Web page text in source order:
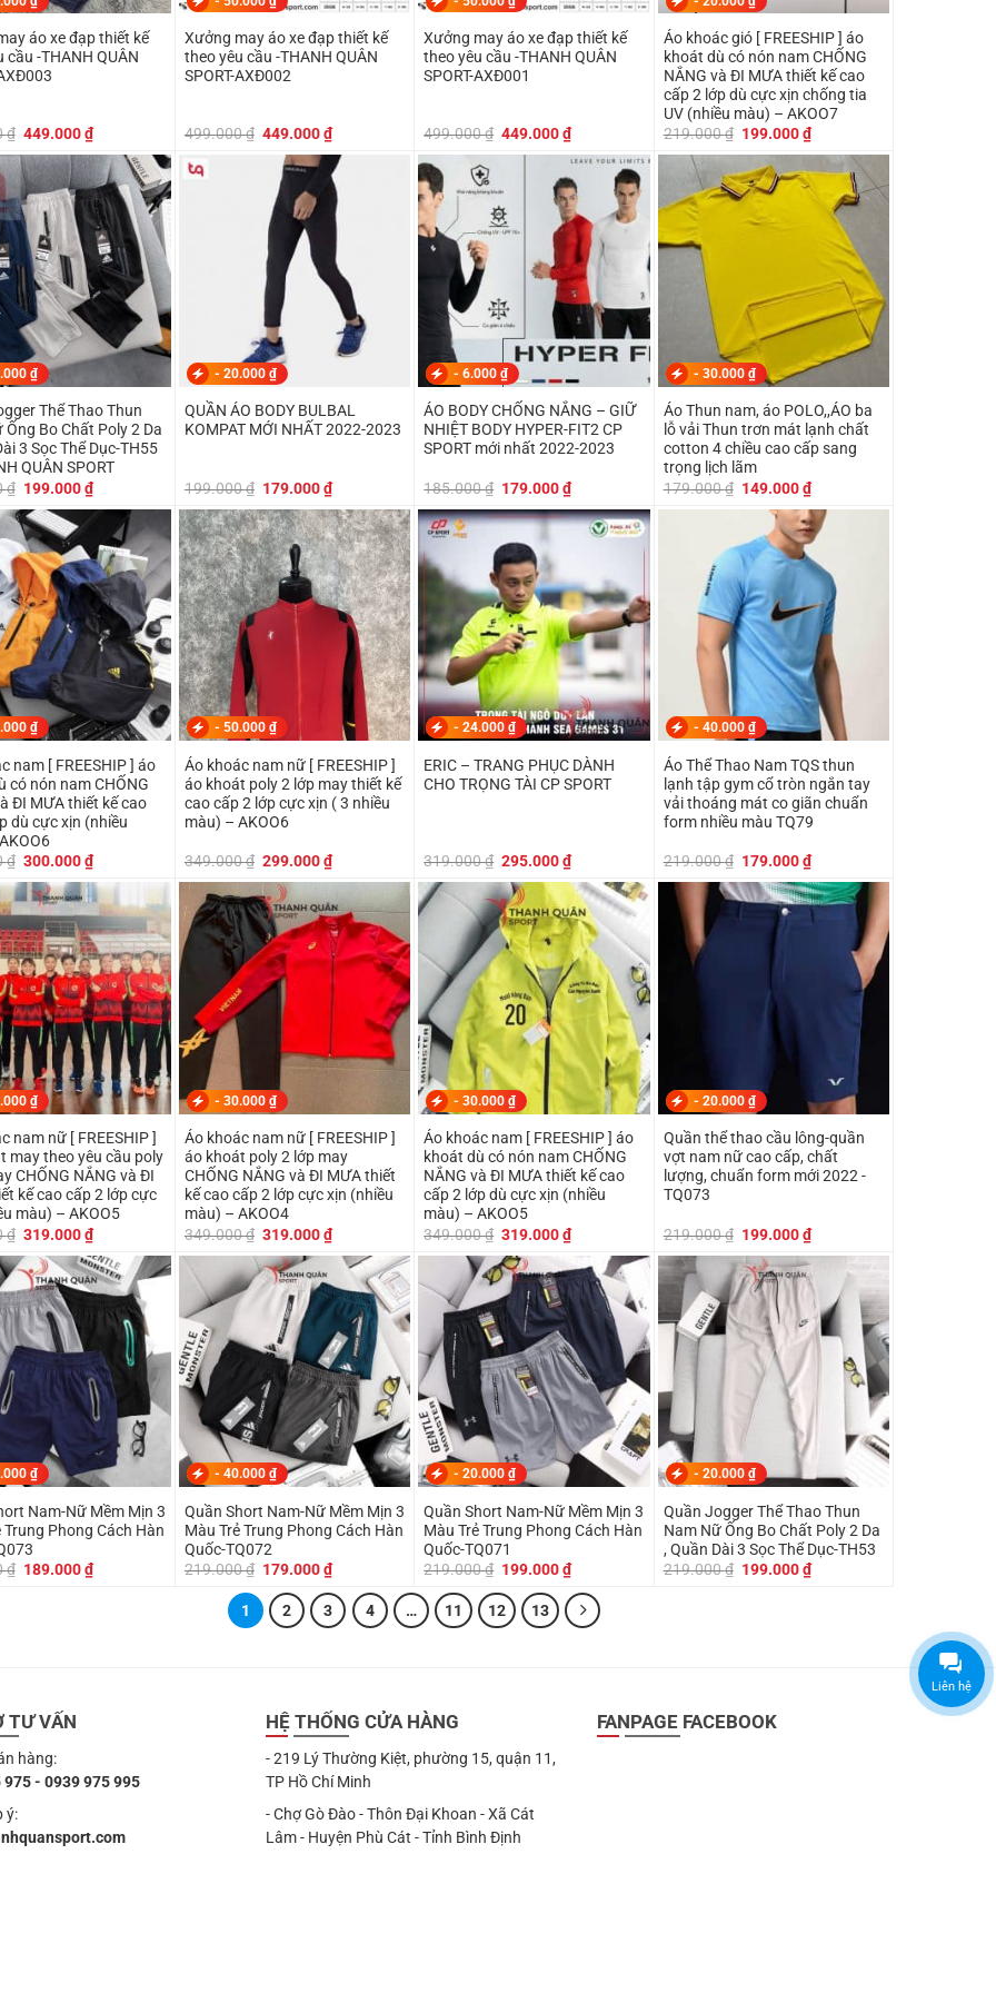
áo xe đạp thiết kế
cầu -THANH QUÂN
₫ Giá
là:
499.000 ₫.
449.000₫Giá
hiện
là:
449.000 ₫.
Xưởng may áo xe đạp thiết kế
theo yêu cầu -THANH QUÂN
SPORT-AXĐ002
499.000₫ Giá
499.000 ₫.
449.000₫Giá
hiện
tại
là:
449.000 ₫.
Xưởng may áo xe đạp thiết kế
theo yêu cầu -THANH QUÂN
SPORT-AXĐ001
499.000₫ Giá
499.000 ₫.
449.000₫Giá
hiện
tại
là:
449.000 ₫.
Áo khoác gió [ FREESHIP ] áo
khoát dù có nón nam CHỐNG
NẮNG và ĐI MƯA thiết kế cao
cấp 2 lớp dù cực xịn chống tia
UV (nhiều màu) – AKOO7
219.000₫ Giá
219.000 ₫.
199.000₫Giá
hiện
là:
199.000 ₫.
₫
Thể Thao Thun
Ống Bo Chất Poly 2 Da
3 Sọc Thể Dục-TH55
QUÂN SPORT
₫ Giá
là:
219.000 ₫.
199.000₫Giá
hiện
199.000 ₫.
- 20.000 ₫
QUẦN ÁO BODY BULBAL
KOMPAT MỚI NHẤT 2022-2023
199.000₫ Giá
là:
199.000 ₫.
179.000₫Giá
hiện
tại
là:
179.000 ₫.
-6.000₫
ÁO BODY CHỐNG NẮNG – GIỮ
NHIỆT BODY HYPER-FIT2 CP
SPORT mới nhất 2022-2023
185.000₫ Giá
là:
179.000₫Giá
hiện
tại
- 30.000 ₫
Áo Thun nam, áo POLO,,ÁO ba
lỗ vải Thun trơn mát lạnh chất
cotton 4 chiều cao cấp sang
trọng lịch lãm
179.000₫ Giá
179.000 ₫.
149.000₫Giá
hiện
tại
là:
149.000 ₫.
₫
nam [ FREESHIP ] áo
có nón nam CHỐNG
ĐI MƯA thiết kế cao
dù cực xịn (nhiều
₫ Giá
là:
350.000 ₫.
300.000₫Giá
hiện
tại
là:
300.000 ₫.
- 50.000 ₫
Áo khoác nam nữ [ FREESHIP ]
áo khoát poly 2 lớp may thiết kế
cao cấp 2 lớp cực xịn ( 3 nhiều
màu) – AKOO6
349.000₫ Giá
là:
349.000 ₫.
299.000₫Giá
hiện
tại
là:
299.000 ₫.
-24.000₫
ERIC – TRANG PHỤC DÀNH
CHO TRỌNG TÀI CP SPORT
319.000₫ Giá
là:
319.000 ₫.
295.000₫Giá
hiện
tại
là:
295.000 ₫.
- 40.000 ₫
Áo Thể Thao Nam TQS thun
lạnh tập gym cổ tròn ngắn tay
vải thoáng mát co giãn chuẩn
form nhiều màu TQ79
219.000₫ Giá
là:
219.000 ₫.
179.000₫Giá
hiện
tại
là:
179.000 ₫.
₫
nam nữ [ FREESHIP ]
theo yêu cầu poly
CHỐNG NẮNG và ĐI
kế cao cấp 2 lớp cực
màu) – AKOO5
₫ Giá
là:
349.000 ₫.
319.000₫Giá
hiện
tại
là:
319.000 ₫.
- 30.000 ₫
Áo khoác nam nữ [ FREESHIP ]
áo khoát poly 2 lớp may
CHỐNG NẮNG và ĐI MƯA thiết
kế cao cấp 2 lớp cực xịn (nhiều
màu) – AKOO4
349.000₫ Giá
là:
349.000 ₫.
319.000₫Giá
hiện
tại
319.000 ₫.
-30.000₫
Áo khoác nam [ FREESHIP ] áo
khoát dù có nón nam CHỐNG
NẮNG và ĐI MƯA thiết kế cao
cấp 2 lớp dù cực xịn (nhiều
màu) – AKOO5
349.000₫ Giá
là:
349.000 ₫.
319.000₫Giá
hiện
tại
là:
319.000 ₫.
- 20.000 ₫
Quần thể thao cầu lông-quần
vợt nam nữ cao cấp, chất
lượng, chuẩn form mới 2022 -
TQ073
219.000₫ Giá
là:
219.000 ₫.
199.000₫Giá
hiện
tại
là:
199.000 ₫.
₫
Nam-Nữ Mềm Mịn 3
Trung Phong Cách Hàn
₫ Giá
189.000₫Giá
hiện
- 40.000 ₫
Quần Short Nam-Nữ Mềm Mịn 3
Màu Trẻ Trung Phong Cách Hàn
Quốc-TQ072
219.000₫ Giá
là:
219.000 ₫.
179.000₫Giá
hiện
tại
là:
179.000 ₫.
-20.000₫
Quần Short Nam-Nữ Mềm Mịn 3
Màu Trẻ Trung Phong Cách Hàn
Quốc-TQ071
219.000₫ Giá
là:
219.000 ₫.
199.000₫Giá
hiện
tại
là:
199.000 ₫.
- 20.000 ₫
Quần Jogger Thể Thao Thun
Nam Nữ Ống Bo Chất Poly 2 Da
, Quần Dài 3 Sọc Thể Dục-TH53
219.000₫ Giá
199.000₫Giá
hiện
1 2 3 4 … 11 12 13
TƯ VẤN
hàng:
975 - 0939 975 995
ý:
HỆ THỐNG CỬA HÀNG
- 219 Lý Thường Kiệt, phường 15, quận 11,
TP Hồ Chí Minh
- Chợ Gò Đào - Thôn Đại Khoan - Xã Cát
Lâm - Huyện Phù Cát - Tỉnh Bình Định
FANPAGE FACEBOOK
Liên hệ